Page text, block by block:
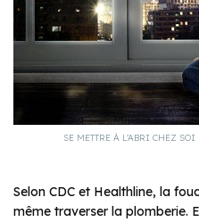
SE METTRE À L’ABRI CHEZ SOI
Selon CDC et Healthline, la
même traverser la plomberie.